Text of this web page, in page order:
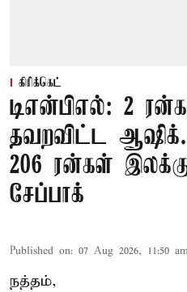
கிரிக்கெட்
டிஎன்பிஎல்: 2
தவறவிட்ட ஆஷிக்...
206 ரன்கள்
சேப்பாக்
Published on: 07 Aug 2026, 11:50
நத்தம்,